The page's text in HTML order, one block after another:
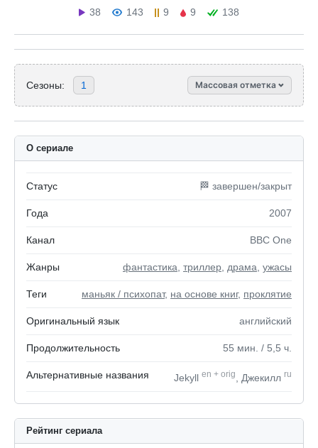
38
143 9 9 138
Сезоны: 1 Массовая отметка
О сериале
Статус 🏁 завершен/закрыт
Года 2007
Канал BBC One
Жанры фантастика триллер драма ужасы
Теги маньяк / психопат, на основе книг, проклятие
Оригинальный язык английский
Продолжительность 55 мин. / 5,5 ч.
Альтернативные названия Jekyll en + orig , Джекилл ru
Рейтинг сериала